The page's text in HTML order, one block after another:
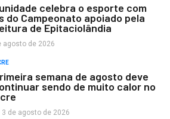
celebra o esporte com
do Campeonato apoiado pela
de Epitaciolândia
agosto de 2026
semana de agosto deve
sendo de muito calor no
3 de agosto de 2026